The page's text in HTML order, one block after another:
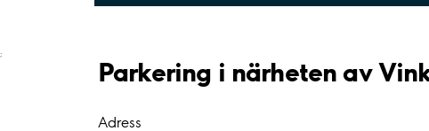
;
Parkering i närheten av
Adress